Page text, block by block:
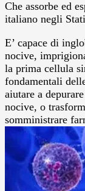
Che assorbe ed
italiano negli
E’ capace di
nocive,
la prima cellula
fondamentali
aiutare a
nocive, o
somministrare